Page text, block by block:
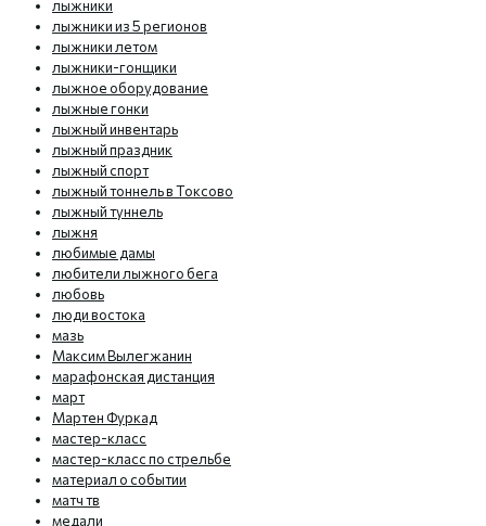
лыжники
лыжники из 5 регионов
лыжники летом
лыжники-гонщики
лыжное оборудование
лыжные гонки
лыжный инвентарь
лыжный праздник
лыжный спорт
лыжный тоннель в Токсово
лыжный туннель
лыжня
любимые дамы
любители лыжного бега
любовь
люди востока
мазь
Максим Вылегжанин
марафонская дистанция
март
Мартен Фуркад
мастер-класс
мастер-класс по стрельбе
материал о событии
матч тв
медали